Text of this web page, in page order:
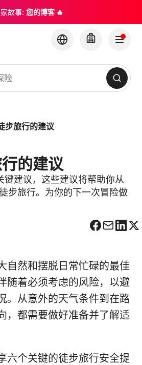
故事: 您的博客 🔥
步旅行的建议
的建议
键建议，这些建议将帮助你从
步旅行。为你的下一次冒险做
F
e
b
o
o
k
C
r
e
o
L
k
e
d
I
n
X
自然和摆脱日常忙碌的最佳
随着必须考虑的风险，以避
。从意外的天气条件到在路
，都需要做好准备并了解适
六个关键的徒步旅行安全提
×
Outdoor Index 一
探索智利及其隐藏的